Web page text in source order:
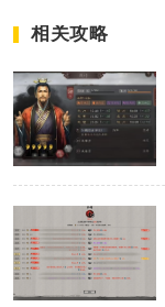
相关攻略